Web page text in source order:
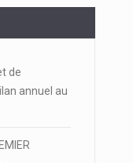
de
annuel au